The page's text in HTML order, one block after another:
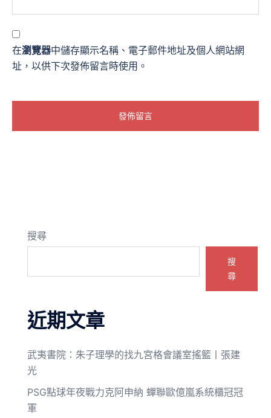
在瀏覽器中儲存顯示名稱、電子郵件地址及個人網站網
址，以供下次發佈留言時使用。
搜尋
搜
尋
近期文章
武夷書院：朱子理學的找九宮格會議室搖籃丨張建
光
PSG點球年夜戰力克阿申納 蟬聯歐億嵐系統櫃冠冠
軍